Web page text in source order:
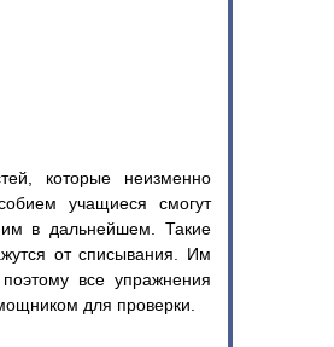
которые неизменно
учащиеся смогут
им в дальнейшем. Такие
от списывания. Им
все упражнения
для проверки.